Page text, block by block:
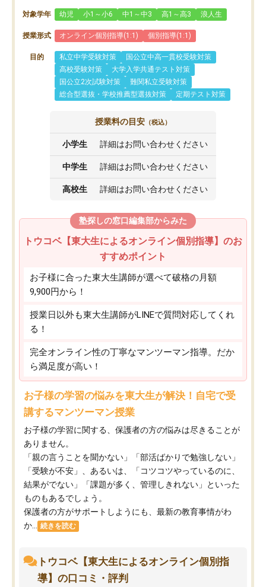
対象学年 幼児 小1～小6 中1～中3 高1～高3 浪人生
授業形式 オンライン個別指導(1:1) 個別指導(1:1)
目的 私立中学受験対策
国公立中高一貫校受験対策
高校受験対策
大学入学共通テスト対策
国公立2次試験対策
難関私立受験対策
総合型選抜・学校推薦型選抜対策
定期テスト対策
授業料の目安 （税込）
小学生 詳細はお問い合わせください
中学生 詳細はお問い合わせください
高校生 詳細はお問い合わせください
塾探しの窓口編集部からみた
トウコベ【東大生によるオンライン個別指導】のお
すすめポイント
お子様に合った東大生講師が選べて破格の月額
9,900円から！
授業日以外も東大生講師がLINEで質問対応してくれ
る！
完全オンライン性の丁寧なマンツーマン指導。だか
ら満足度が高い！
お子様の学習の悩みを東大生が解決！自宅で受
講するマンツーマン授業
お子様の学習に関する、保護者の方の悩みは尽きることが
ありません。
「親の言うことを聞かない」「部活ばかりで勉強しない」
「受験が不安」、あるいは、「コツコツやっているのに、
結果がでない」「課題が多く、管理しきれない」といった
ものもあるでしょう。
保護者の方がサポートしようにも、最新の教育事情がわ
か...
続きを読む
トウコベ【東大生によるオンライン個別指
導】の口コミ・評判